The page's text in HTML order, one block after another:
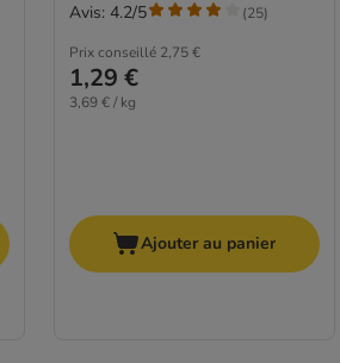
Prix conseillé 2,75 €
1,29 €
3,69 € / kg
Avis: 4.2/5 (25)
Ajouter au panier